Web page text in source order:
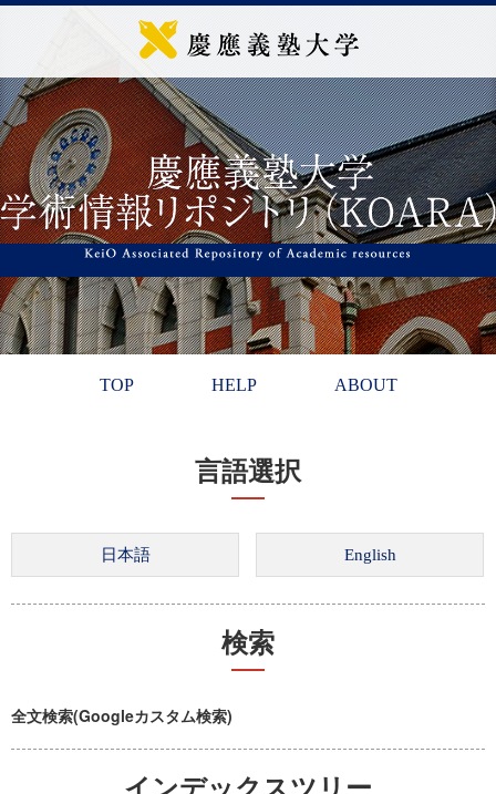
TOP HELP ABOUT
言語選択
検索
全文検索(Googleカスタム検索)